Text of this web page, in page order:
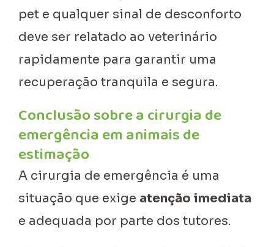
pet e qualquer sinal de desconforto
deve ser relatado ao veterinário
rapidamente para garantir uma
recuperação tranquila e segura.
Conclusão sobre a cirurgia de
emergência em animais de
estimação
A cirurgia de emergência é uma
situação que exige atenção imediata
e adequada por parte dos tutores.